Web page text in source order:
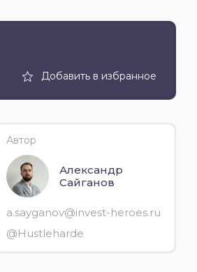
Добавить в избранное
Автор
Александр
Сайганов
a.sayganov@invest-heroes.ru
@Hustleharde